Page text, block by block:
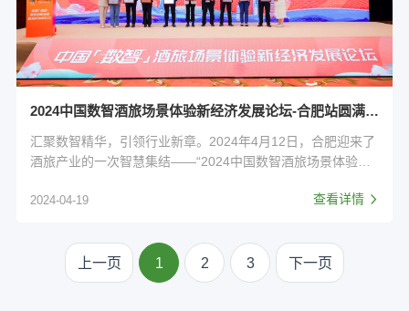
2024中国数智酒旅场景体验新经济发展论坛-合肥站圆满举办！
汇聚数智精华，引领行业新章。2024年4月12日，合肥迎来了
酒旅产业的一次智慧集结——“2024中国数智酒旅场景体验新
业生态的今天，本次论坛的举办，不仅是对数智酒旅未来发展
2024-04-19 查看详情
上一页 1 2 3 下一页